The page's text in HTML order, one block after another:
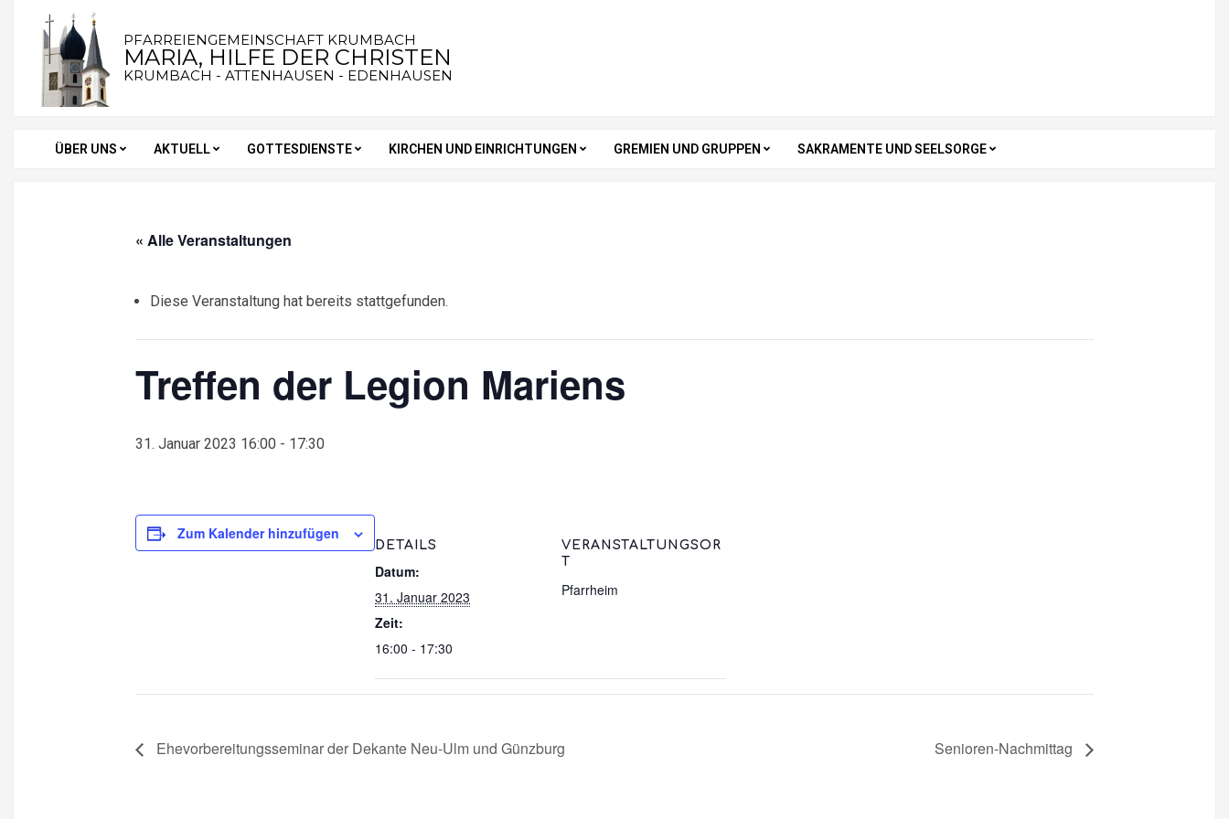
content
PFARREIENGEMEINSCHAFT KRUMBACH
MARIA, HILFE DER CHRISTEN
KRUMBACH - ATTENHAUSEN - EDENHAUSEN
Secondary
ÜBER UNS AKTUELL GOTTESDIENSTE KIRCHEN UND EINRICHTUNGEN GREMIEN UND GRUPPEN SAKRAMENTE UND SEELSORGE
« Alle Veranstaltungen
Diese Veranstaltung hat bereits stattgefunden.
Treffen der Legion Mariens
31. Januar 2023 16:00 - 17:30
Zum Kalender hinzufügen
DETAILS
Datum:
31. Januar 2023
Zeit:
16:00 - 17:30
VERANSTALTUNGSOR
T
Pfarrheim
Ehevorbereitungsseminar der Dekante Neu-Ulm und Günzburg Senioren-Nachmittag